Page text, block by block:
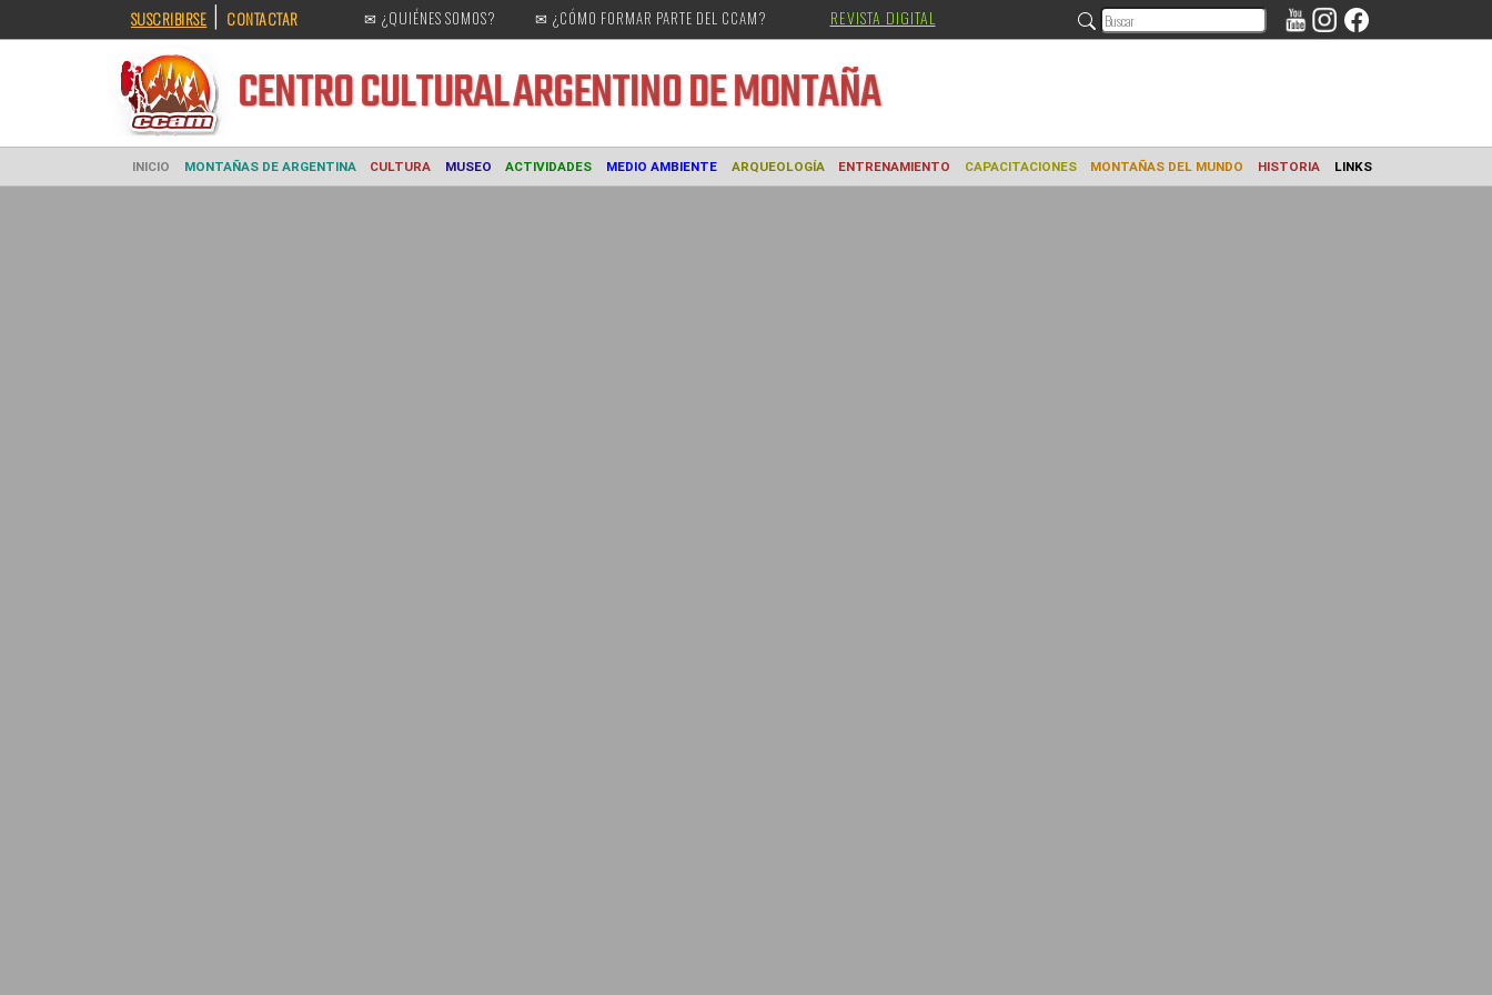
SUSCRIBIRSE | CONTACTAR ✉ ¿QUIÉNES SOMOS? ✉ ¿CÓMO FORMAR PARTE DEL CCAM? REVISTA DIGITAL
CENTRO CULTURALARGENTINO DE MONTAÑA
INICIO MONTAÑAS DE ARGENTINA CULTURA MUSEO ACTIVIDADES MEDIO AMBIENTE ARQUEOLOGÍA ENTRENAMIENTO CAPACITACIONES MONTAÑAS DEL MUNDO HISTORIA